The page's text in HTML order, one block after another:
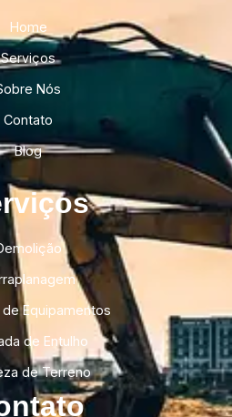
Home
Serviços
Nós
Contato
Blog
Equipamentos
de Entulho
de Terreno